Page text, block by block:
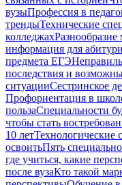
вузыПрофессия в
трендыТехнические
колледжах
информация для
предмета ЕГЭ
последствия и
ситуацииСестринское
Профориентация в
пользаСпециальности
чтобы стать
10 летТехнологические
освоитьПять
где учиться, какие
после вузаКто такой